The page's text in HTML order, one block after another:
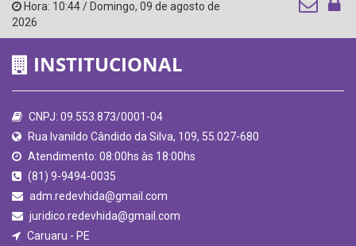
Hora: 10:44/ Domingo, 09 de agosto de
2026
INSTITUCIONAL
CNPJ: 09.553.873/0001-04
Rua Ivanildo Cândido da Silva, 109, 55.027-680
Atendimento: 08:00hs às 18:00hs
(81) 9-9494-0035
adm.redevhida@gmail.com
juridico.redevhida@gmail.com
Caruaru - PE